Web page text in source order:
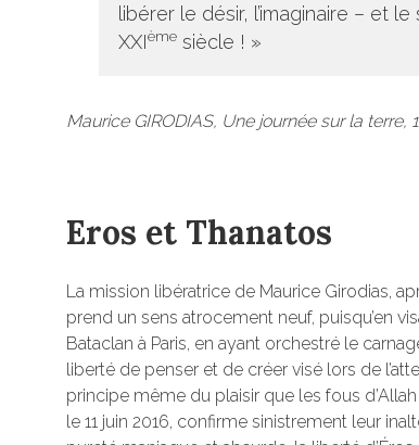
libérer le désir, l’imaginaire – et
XXIème siècle ! »
Maurice GIRODIAS, Une journée sur la terre,
Eros et Thanatos
La mission libératrice de Maurice Girodias,
prend un sens atrocement neuf, puisqu’en
Bataclan à Paris, en ayant orchestré le
liberté de penser et de créer visé lors de
principe même du plaisir que les fous
le 11 juin 2016, confirme sinistrement leur